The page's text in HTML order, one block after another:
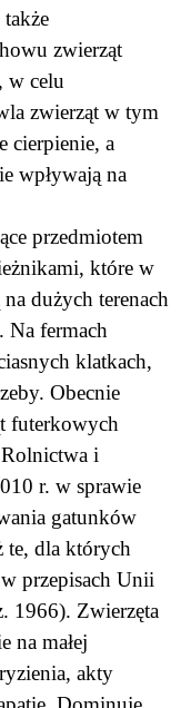
zwierząt
w celu
zwierząt w tym
cierpienie, a
wpływają na
przedmiotem
które w
dużych terenach
Na fermach
klatkach,
Obecnie
futerkowych
i
r. w sprawie
gatunków
te, dla których
przepisach Unii
1966). Zwierzęta
na małej
akty